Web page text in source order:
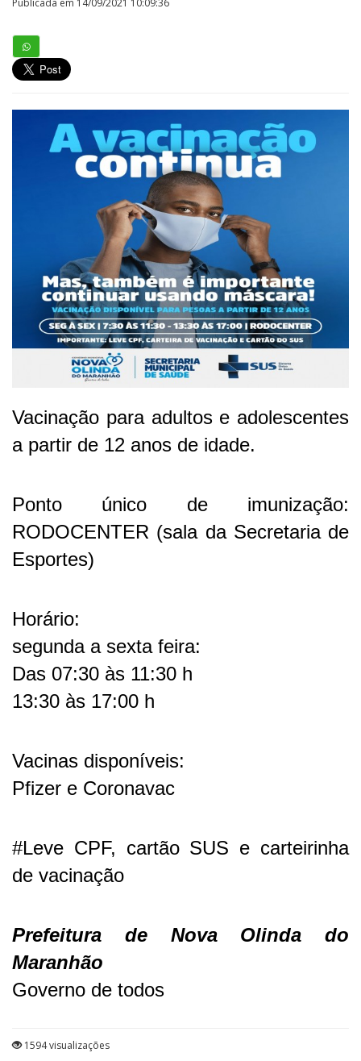
Publicada em 14/09/2021 10:09:36
Vacinação para adultos e adolescentes
a partir de 12 anos de idade.
Ponto único de imunização:
RODOCENTER (sala da Secretaria de
Esportes)
Horário:
segunda a sexta feira:
Das 07:30 às 11:30 h
13:30 às 17:00 h
Vacinas disponíveis:
Pfizer e Coronavac
#Leve CPF, cartão SUS e carteirinha
de vacinação
Prefeitura de Nova Olinda do
Maranhão
Governo de todos
1594 visualizações